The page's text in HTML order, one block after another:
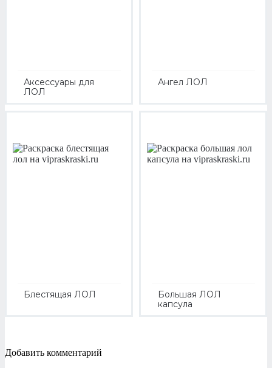
Аксессуары для
ЛОЛ
Ангел ЛОЛ
Блестящая ЛОЛ
Большая ЛОЛ
капсула
Добавить комментарий